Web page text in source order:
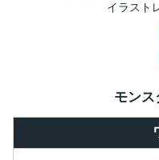
イラスト
モンス